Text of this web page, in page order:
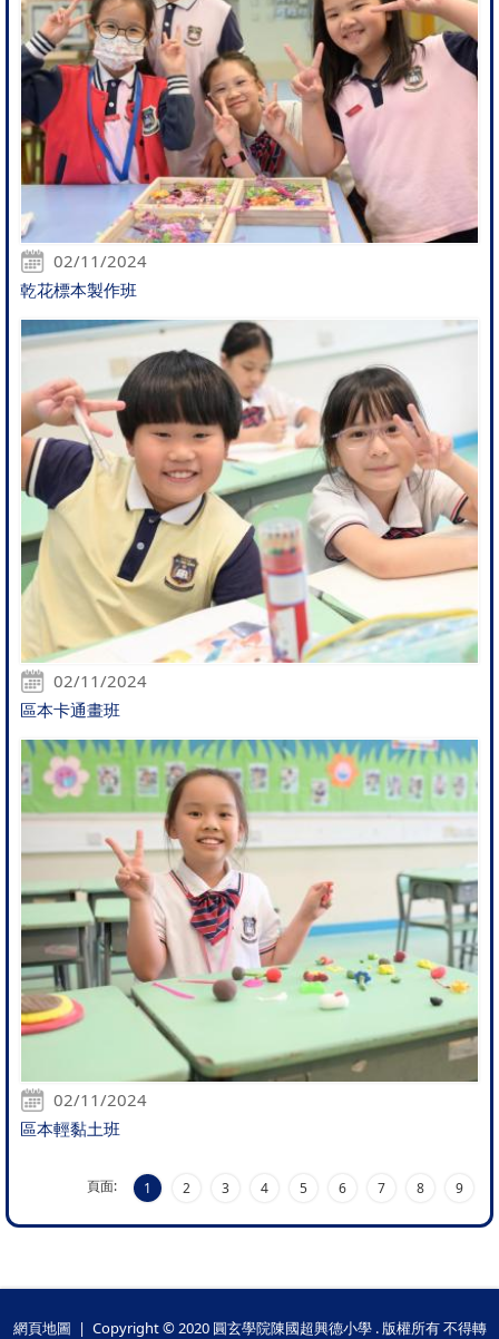
02/11/2024
乾花標本製作班
02/11/2024
區本卡通畫班
02/11/2024
區本輕黏土班
頁面: 1 2 3 4 5 6 7 8 9
網頁地圖 | Copyright © 2020 圓玄學院陳國超興德小學 . 版權所有 不得轉